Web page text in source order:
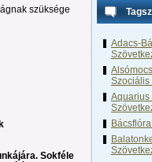
szüksége
Sokféle
Adacs-
Szociális
Aquarius